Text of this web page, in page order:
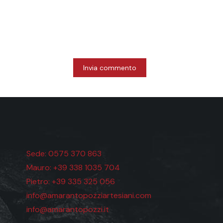
Sede: 0575 370 863
Mauro: +39 338 1035 704
Pietro: +39 335 325 056
info@amarantopozziartesiani.com
info@amarantopozzi.it